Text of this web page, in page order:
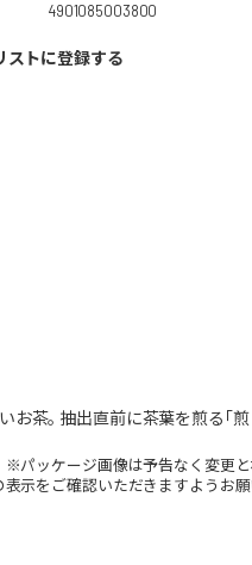
4901085003800
ストに登録する
茶｡ 抽出直前に茶葉を煎る｢
パッケージ画像は予告なく変更
示をご確認いただきますようお願